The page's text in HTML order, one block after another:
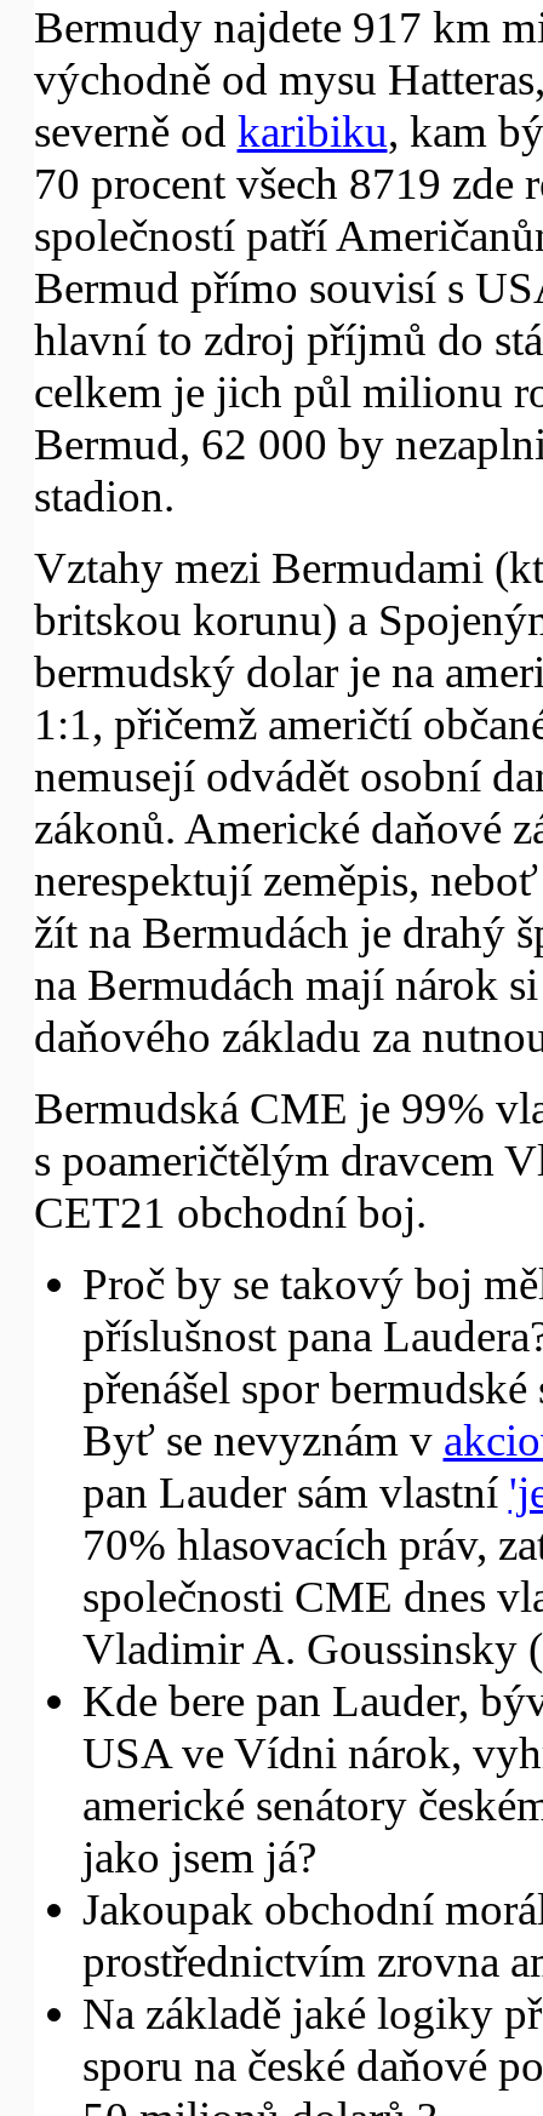
Bermudy najdete 917 km
východně od mysu
severně od karibiku, kam
70 procent všech 8719 zde
společností patří
Bermud přímo souvisí s
hlavní to zdroj příjmů do
celkem je jich půl milionu
Bermud, 62 000 by
stadion.
Vztahy mezi Bermudami
britskou korunu) a
bermudský dolar je na
1:1, přičemž američtí
nemusejí odvádět osobní
zákonů. Americké daňové
nerespektují zeměpis,
žít na Bermudách je drahý
na Bermudách mají nárok
daňového základu za
Bermudská CME je 99%
s poameričtělým dravcem
CET21 obchodní boj.
Proč by se takový boj
příslušnost pana
přenášel spor
Byť se nevyznám v
pan Lauder sám vlastní
70% hlasovacích práv,
společnosti CME dnes
Vladimir A. Goussinsky
Kde bere pan Lauder,
USA ve Vídni nárok,
americké senátory
jako jsem já?
Jakoupak obchodní
prostřednictvím zrovna
Na základě jaké logiky
sporu na české daňové